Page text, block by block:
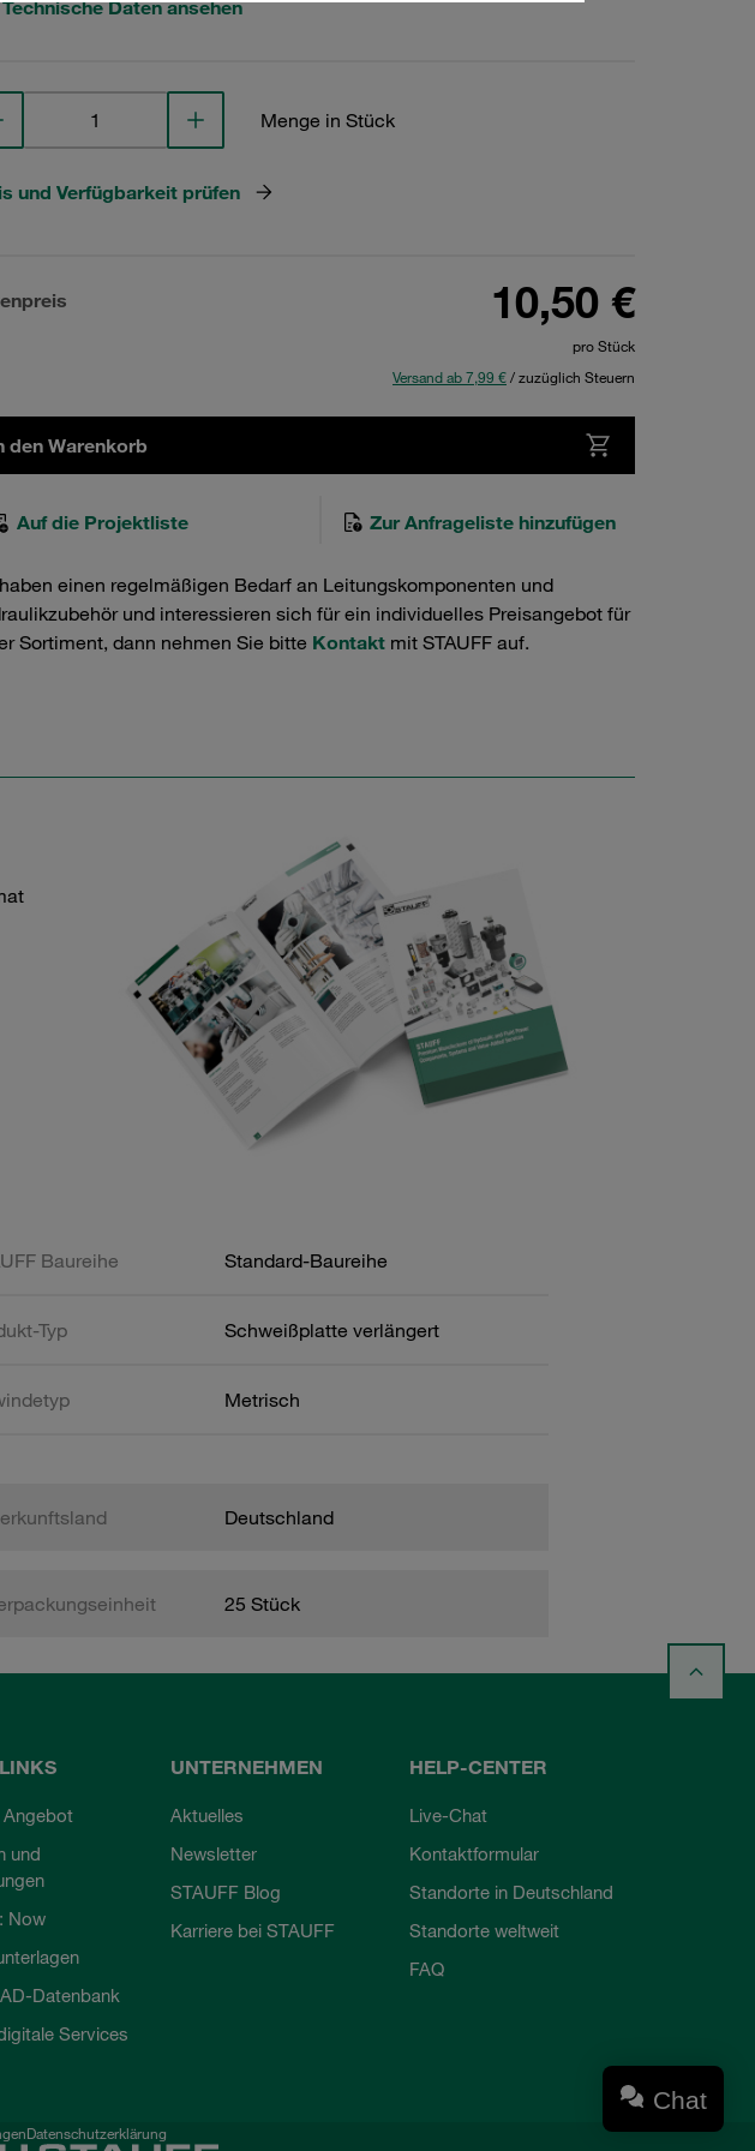
Technische Daten ansehen
Menge in Stück
und Verfügbarkeit prüfen
10,50 €
pro Stück
Versand ab 7,99 €/ zuzüglich Steuern
den Warenkorb
Auf die Projektliste Zur Anfrageliste hinzufügen
einen regelmäßigen Bedarf an Leitungskomponenten und
und interessieren sich für ein individuelles Preisangebot für
Sortiment, dann nehmen Sie bitte Kontakt mit STAUFF auf.
Baureihe Standard-Baureihe
Typ Schweißplatte verlängert
Metrisch
Deutschland
25 Stück
Angebot
und
Now
Datenbank
Services
UNTERNEHMEN
Aktuelles
Newsletter
STAUFF Blog
Karriere bei STAUFF
HELP-CENTER
Live-Chat
Kontaktformular
Standorte in Deutschland
Standorte weltweit
FAQ
Datenschutzerklärung
Chat